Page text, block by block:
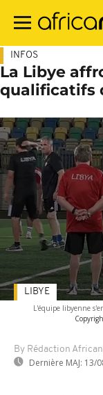
contenu
INFOS
La Libye
qualificatifs
L'équipe libyenne
By Rédaction
Dernière MAJ: 13/
LIBYE